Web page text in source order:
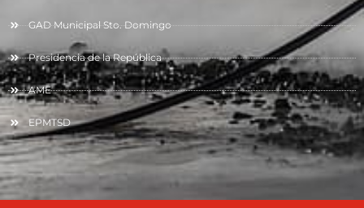
GAD Municipal Sto. Domingo
Presidencia de la República
AME
EPMTSD